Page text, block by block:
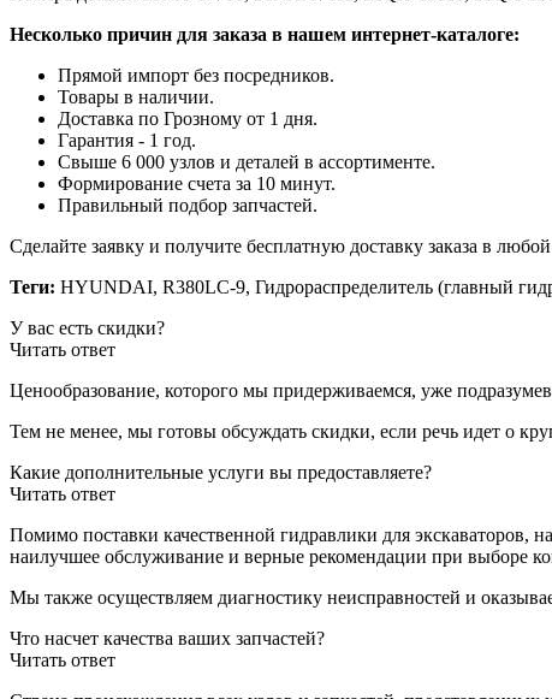
Несколько причин для заказа в нашем интернет-каталоге:
Прямой импорт без посредников.
Товары в наличии.
Доставка по Грозному от 1 дня.
Гарантия - 1 год.
Свыше 6 000 узлов и деталей в ассортименте.
Формирование счета за 10 минут.
Правильный подбор запчастей.
Сделайте заявку и получите бесплатную доставку заказа в
Теги: HYUNDAI, R380LC-9, Гидрораспределитель (главный
У вас есть скидки?
Читать ответ
Ценообразование, которого мы придерживаемся, уже
Тем не менее, мы готовы обсуждать скидки, если речь идет о
Какие дополнительные услуги вы предоставляете?
Читать ответ
Помимо поставки качественной гидравлики для экскаваторов,
наилучшее обслуживание и верные рекомендации при выборе
Мы также осуществляем диагностику неисправностей и
Что насчет качества ваших запчастей?
Читать ответ